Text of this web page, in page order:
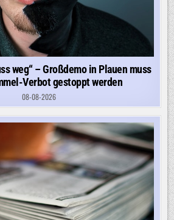
weg“ – Großdemo in Plauen muss
Verbot gestoppt werden
08-08-2026